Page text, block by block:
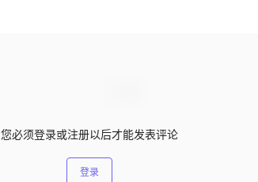
您必须登录或注册以后才能发表评论
登录